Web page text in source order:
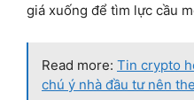
giá xuống để tìm lực cầu
Read more: Tin crypto
chú ý nhà đầu tư nên